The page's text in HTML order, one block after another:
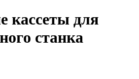
кассеты для
станка